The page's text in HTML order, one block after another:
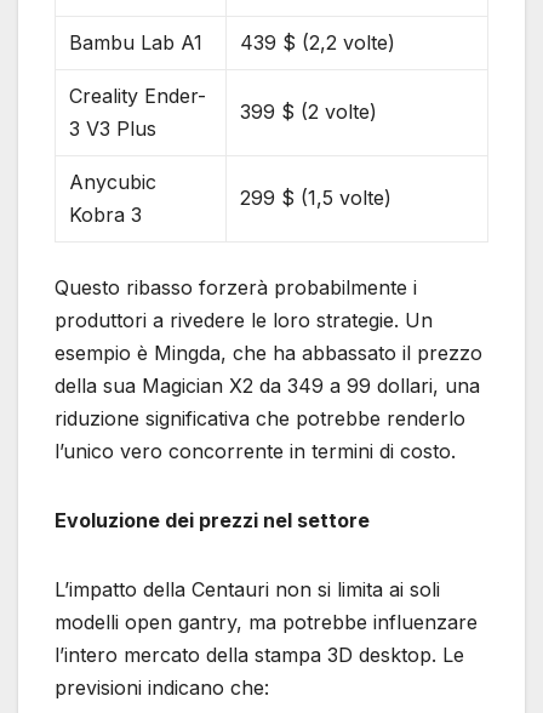
Bambu Lab A1 439 $ (2,2 volte)
Creality Ender-
3 V3 Plus
399 $ (2 volte)
Anycubic
Kobra 3
299 $ (1,5 volte)
Questo ribasso forzerà probabilmente i
produttori a rivedere le loro strategie. Un
esempio è Mingda, che ha abbassato il prezzo
della sua Magician X2 da 349 a 99 dollari, una
riduzione significativa che potrebbe renderlo
l’unico vero concorrente in termini di costo.
Evoluzione dei prezzi nel settore
L’impatto della Centauri non si limita ai soli
modelli open gantry, ma potrebbe influenzare
l’intero mercato della stampa 3D desktop. Le
previsioni indicano che: